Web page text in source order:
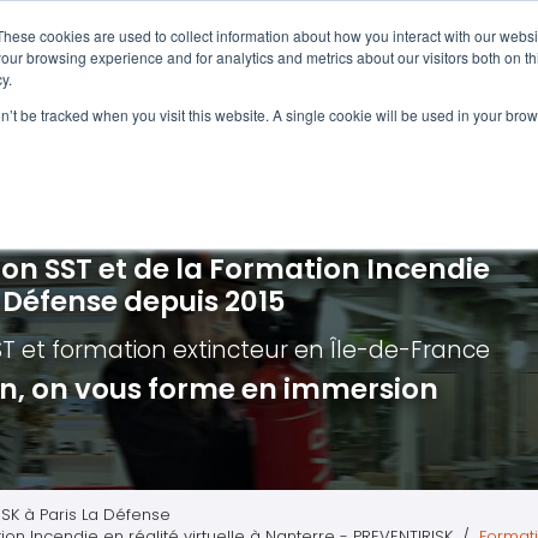
cookies are used to collect information about how you interact with our
browsing experience and for analytics and metrics about our visitors both on
be tracked when you visit this website. A single cookie will be used in your
incendie - Guide et Serre file
de première intervention
Extincteurs
en réalité augmentée
Évacuation établissements de
Évacuation secteur tertiaire
Évacuation secteur industriel
SST et de la Formation Incendie
depuis 2015
et formation extincteuren Île-de-France
on vous forme en immersion
à Paris La Défense